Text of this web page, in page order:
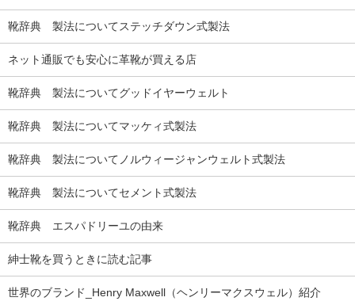
靴辞典 製法についてステッチダウン式製法
ネット通販でも安心に革靴が買える店
靴辞典 製法についてグッドイヤーウェルト
靴辞典 製法についてマッケィ式製法
靴辞典 製法についてノルウィージャンウェルト式製法
靴辞典 製法についてセメント式製法
靴辞典 エスパドリーユの由来
紳士靴を買うときに読む記事
世界のブランド_Henry Maxwell（ヘンリーマクスウェル）紹介